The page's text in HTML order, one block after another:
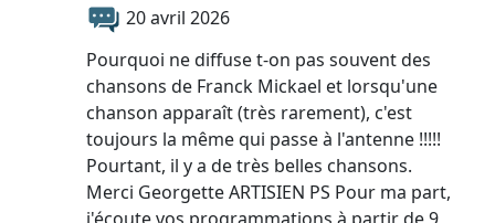
20 avril 2026
Pourquoi ne diffuse t-on pas souvent des
chansons de Franck Mickael et lorsqu'une
chanson apparaît (très rarement), c'est
toujours la même qui passe à l'antenne !!!!!
Pourtant, il y a de très belles chansons.
Merci Georgette ARTISIEN PS Pour ma part,
j'écoute vos programmations à partir de 9